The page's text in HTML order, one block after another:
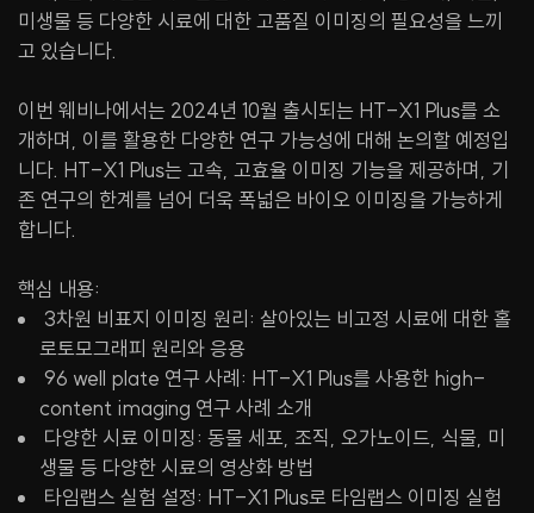
미생물 등 다양한 시료에 대한 고품질 이미징의 필요성을 느끼
고 있습니다.
이번 웨비나에서는 2024년 10월 출시되는 HT-X1 Plus를 소
개하며, 이를 활용한 다양한 연구 가능성에 대해 논의할 예정입
니다. HT-X1 Plus는 고속, 고효율 이미징 기능을 제공하며, 기
존 연구의 한계를 넘어 더욱 폭넓은 바이오 이미징을 가능하게
합니다.
핵심 내용:
3차원 비표지 이미징 원리: 살아있는 비고정 시료에 대한 홀
로토모그래피 원리와 응용
96 well plate 연구 사례: HT-X1 Plus를 사용한 high-
content imaging 연구 사례 소개
다양한 시료 이미징: 동물 세포, 조직, 오가노이드, 식물, 미
생물 등 다양한 시료의 영상화 방법
타임랩스 실험 설정: HT-X1 Plus로 타임랩스 이미징 실험